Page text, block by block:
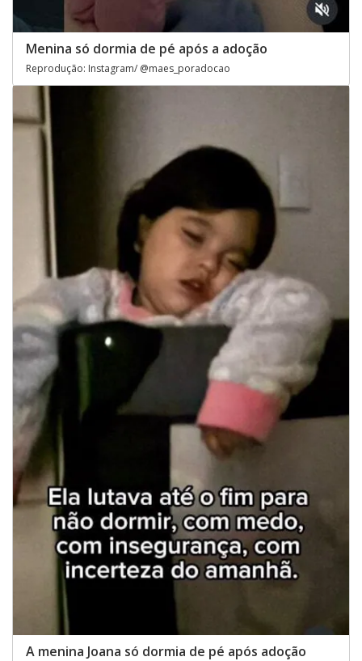
Menina só dormia de pé após a adoção
Reprodução: Instagram/ @maes_poradocao
A menina Joana só dormia de pé após adoção